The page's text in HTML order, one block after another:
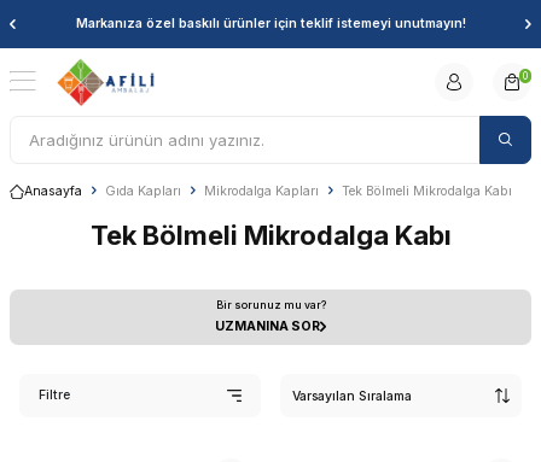
Markanıza özel baskılı ürünler için teklif istemeyi unutmayın!
0
Anasayfa Gıda Kapları Mikrodalga Kapları Tek Bölmeli Mikrodalga Kabı
Tek Bölmeli Mikrodalga Kabı
Bir sorunuz mu var?
UZMANINA SOR
Filtre